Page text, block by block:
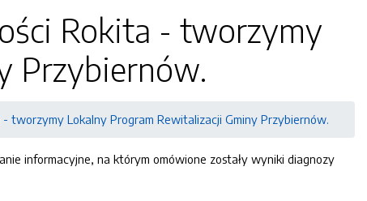
Rokita - tworzymy
Przybiernów.
tworzymy Lokalny Program Rewitalizacji Gminy Przybiernów.
informacyjne, na którym omówione zostały wyniki diagnozy